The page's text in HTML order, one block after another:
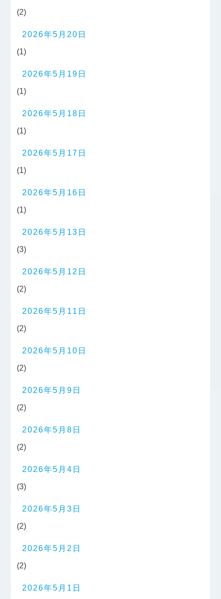
(2)
2026年5月20日
(1)
2026年5月19日
(1)
2026年5月18日
(1)
2026年5月17日
(1)
2026年5月16日
(1)
2026年5月13日
(3)
2026年5月12日
(2)
2026年5月11日
(2)
2026年5月10日
(2)
2026年5月9日
(2)
2026年5月8日
(2)
2026年5月4日
(3)
2026年5月3日
(2)
2026年5月2日
(2)
2026年5月1日